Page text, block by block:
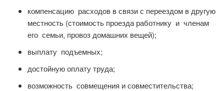
компенсацию расходов в связи с переездом в другую
местность (стоимость проезда работнику и членам
его семьи, провоз домашних вещей);
выплату подъемных;
достойную оплату труда;
возможность совмещения и совместительства;